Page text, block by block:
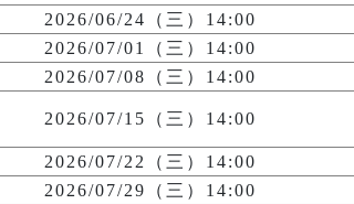
2026/06/24（三）14:00
2026/07/01（三）14:00
2026/07/08（三）14:00
2026/07/15（三）14:00
2026/07/22（三）14:00
2026/07/29（三）14:00